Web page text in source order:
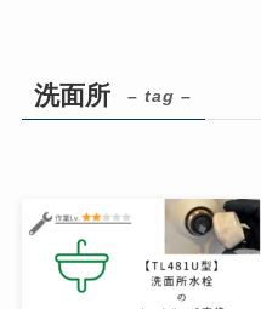
洗面所 – tag –